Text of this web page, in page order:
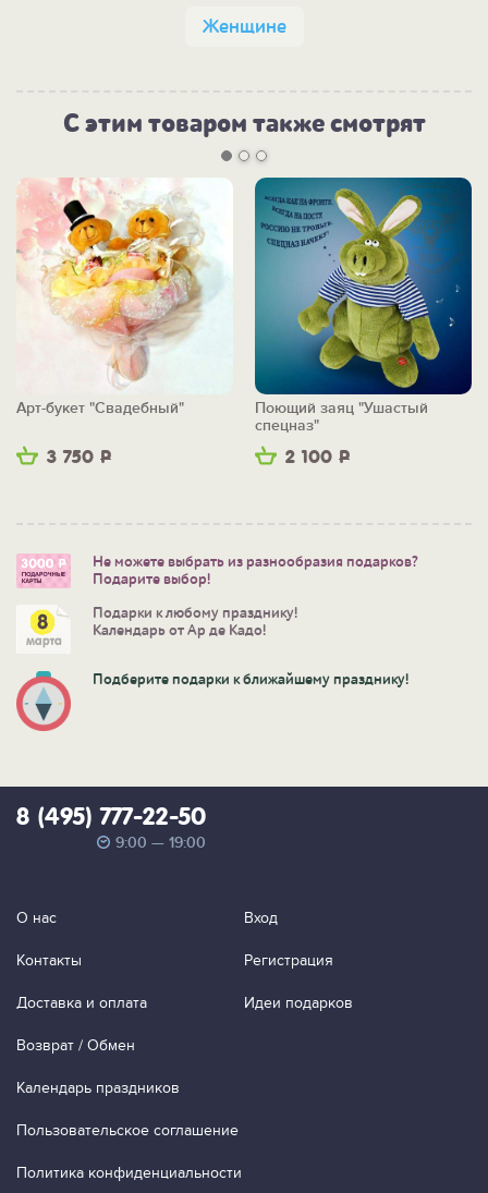
Женщине
С этим товаром также смотрят
3 750 Р
Арт-букет "Свадебный"
2 100 Р
Поющий заяц "Ушастый
спецназ"
Не можете выбрать из разнообразия подарков?
Подарите выбор!
Подарки к любому празднику!
Календарь от Ар де Кадо!
Подберите подарки к ближайшему празднику!
8 (495) 777-22-50
9:00 — 19:00
О нас
Контакты
Доставка и оплата
Возврат / Обмен
Календарь праздников
Пользовательское соглашение
Политика конфиденциальности
Вход
Регистрация
Идеи подарков